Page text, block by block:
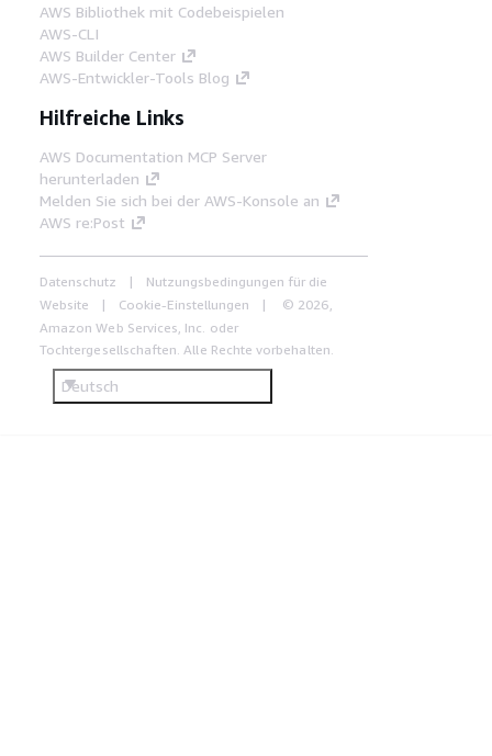
AWS Bibliothek mit Codebeispielen
AWS-CLI
AWS Builder Center
AWS-Entwickler-Tools Blog
Hilfreiche Links
AWS Documentation MCP Server
herunterladen
Melden Sie sich bei der AWS-Konsole an
AWS re:Post
Datenschutz
Nutzungsbedingungen für die
Website
Cookie-Einstellungen
© 2026,
Amazon Web Services, Inc. oder
Tochtergesellschaften. Alle Rechte vorbehalten.
Deutsch